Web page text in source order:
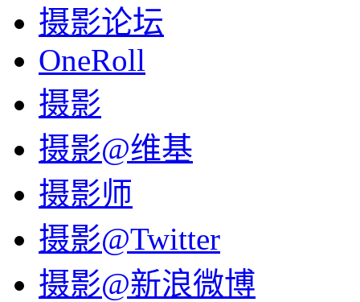
摄影论坛
OneRoll
摄影
摄影@维基
摄影师
摄影@Twitter
摄影@新浪微博